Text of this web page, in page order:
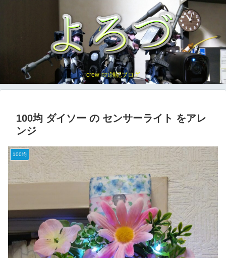
crew-rの雑記ブログ
100均 ダイソー の センサーライト をアレ
ンジ
100均